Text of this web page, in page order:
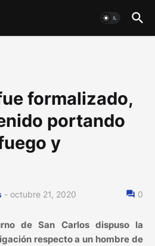
formalizado,
portando
y
- octubre 21, 2020 0
de San Carlos dispuso la
respecto a un hombre de